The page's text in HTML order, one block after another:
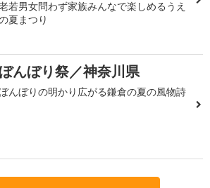
若男女問わず家族みんなで楽しめるうえ
夏まつり
ぼんぼり祭／神奈川県
んぼりの明かり広がる鎌倉の夏の風物詩